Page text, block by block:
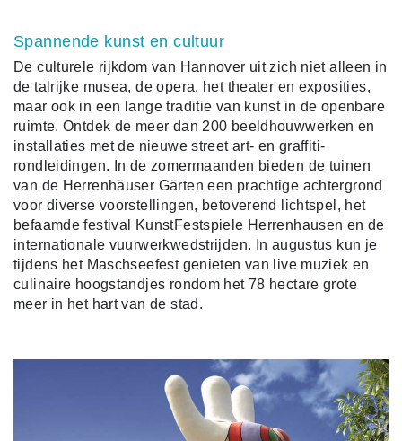
Spannende kunst en cultuur
De culturele rijkdom van Hannover uit zich niet alleen in
de talrijke musea, de opera, het theater en exposities,
maar ook in een lange traditie van kunst in de openbare
ruimte. Ontdek de meer dan 200 beeldhouwwerken en
installaties met de nieuwe street art- en graffiti-
rondleidingen. In de zomermaanden bieden de tuinen
van de Herrenhäuser Gärten een prachtige achtergrond
voor diverse voorstellingen, betoverend lichtspel, het
befaamde festival KunstFestspiele Herrenhausen en de
internationale vuurwerkwedstrijden. In augustus kun je
tijdens het Maschseefest genieten van live muziek en
culinaire hoogstandjes rondom het 78 hectare grote
meer in het hart van de stad.